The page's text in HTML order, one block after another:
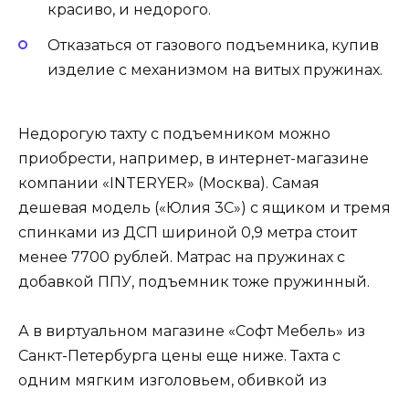
красиво, и недорого.
Отказаться от газового подъемника, купив
изделие с механизмом на витых пружинах.
Недорогую тахту с подъемником можно
приобрести, например, в интернет-магазине
компании «INTERYER» (Москва). Самая
дешевая модель («Юлия 3С») с ящиком и тремя
спинками из ДСП шириной 0,9 метра стоит
менее 7700 рублей. Матрас на пружинах с
добавкой ППУ, подъемник тоже пружинный.
А в виртуальном магазине «Софт Мебель» из
Санкт-Петербурга цены еще ниже. Тахта с
одним мягким изголовьем, обивкой из